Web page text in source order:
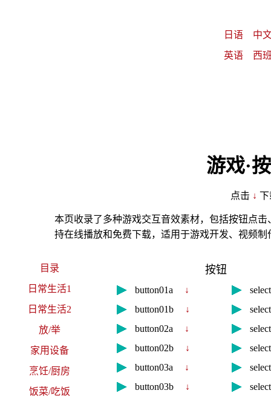
日语
中
英语
西
游戏·
点击 ↓ 下
本页收录了多种游戏交互音效素材，包括按钮点
持在线播放和免费下载，适用于游戏开发、视频
目录
日常生活1
日常生活2
放/举
家用设备
烹饪/厨房
饭菜/吃饭
按钮
button01a ↓
button01b
↓
button02a
↓
button02b
↓
button03a
↓
button03b
↓